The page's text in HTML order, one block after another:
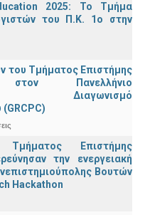
2025: Το Τμήμα
του Π.Κ. 1ο στην
του Τμήματος Επιστήμης
στον Πανελλήνιο
Διαγωνισμό
Επιστήμης
την ενεργειακή
Βουτών
Hackathon